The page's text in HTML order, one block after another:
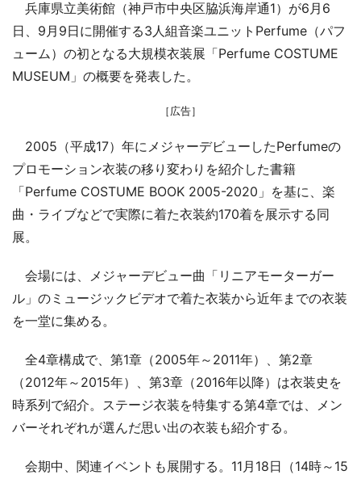
兵庫県立美術館（神戸市中央区脇浜海岸通1）が6月6
日、9月9日に開催する3人組音楽ユニットPerfume（パフ
ューム）の初となる大規模衣装展「Perfume COSTUME
MUSEUM」の概要を発表した。
［広告］
2005（平成17）年にメジャーデビューしたPerfumeの
プロモーション衣装の移り変わりを紹介した書籍
「Perfume COSTUME BOOK 2005-2020」を基に、楽
曲・ライブなどで実際に着た衣装約170着を展示する同
展。
会場には、メジャーデビュー曲「リニアモーターガー
ル」のミュージックビデオで着た衣装から近年までの衣装
を一堂に集める。
全4章構成で、第1章（2005年～2011年）、第2章
（2012年～2015年）、第3章（2016年以降）は衣装史を
時系列で紹介。ステージ衣装を特集する第4章では、メン
バーそれぞれが選んだ思い出の衣装も紹介する。
会期中、関連イベントも展開する。11月18日（14時～15